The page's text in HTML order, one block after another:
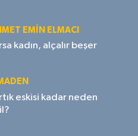
EMIN ELMACI
kadın, alçalır beşer
eskisi kadar neden